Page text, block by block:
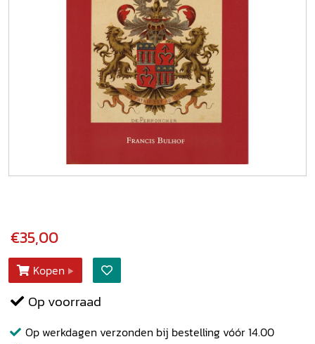
€35,00
Kopen
Op voorraad
Op werkdagen verzonden bij bestelling vóór 14.00